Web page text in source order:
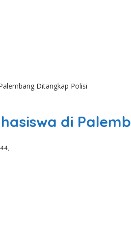
Ditangkap Polisi
di